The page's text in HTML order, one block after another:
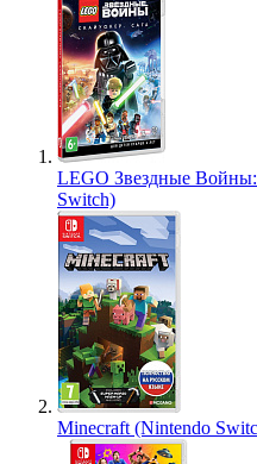
LEGO Звездные
Switch)
Minecraft (Nintendo